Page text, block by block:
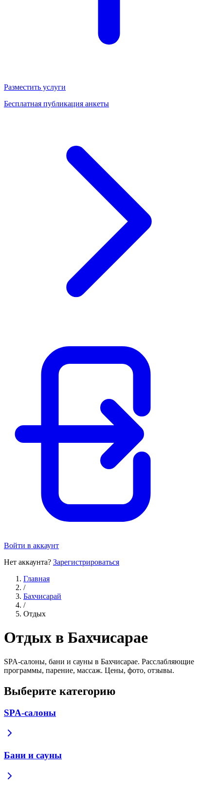
Разместить услуги
Бесплатная публикация анкеты
Войти в аккаунт
Нет аккаунта? Зарегистрироваться
Главная
/
Бахчисарай
/
Отдых
Отдых в Бахчисарае
SPA-салоны, бани и сауны в Бахчисарае. Расслабляющие
программы, парение, массаж. Цены, фото, отзывы.
Выберите категорию
SPA-салоны
Бани и сауны